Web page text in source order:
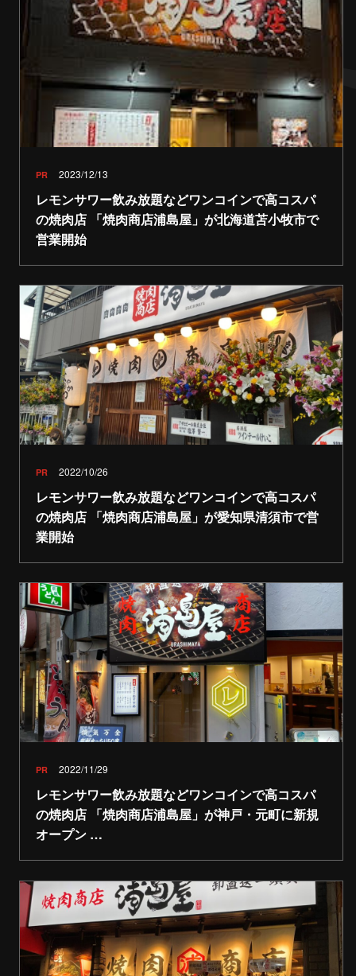
PR 2023/12/13
レモンサワー飲み放題などワンコインで高コスパ
の焼肉店 「焼肉商店浦島屋」が北海道苫小牧市で
営業開始
PR 2022/10/26
レモンサワー飲み放題などワンコインで高コスパ
の焼肉店 「焼肉商店浦島屋」が愛知県清須市で営
業開始
PR 2022/11/29
レモンサワー飲み放題などワンコインで高コスパ
の焼肉店 「焼肉商店浦島屋」が神戸・元町に新規
オープン …